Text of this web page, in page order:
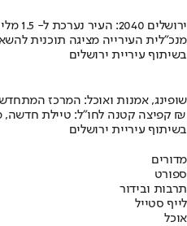
ירושלים 2040: העיר נערכת ל- 1.5 מליון תושבים
מנכ"לית העירייה מציגה תוכנית
בשיתוף עיריית ירושלים
שופינג, אמנות ואוכל: המרכז
קפיצה קטנה לחו"ל: טיילת חדשה, מיצגי אמנות, וכיכרות משופצות בהשקעה של 100 מיליון ₪
בשיתוף עיריית ירושלים
מדורים
ספורט
תרבות ובידור
לייף סטייל
אוכל